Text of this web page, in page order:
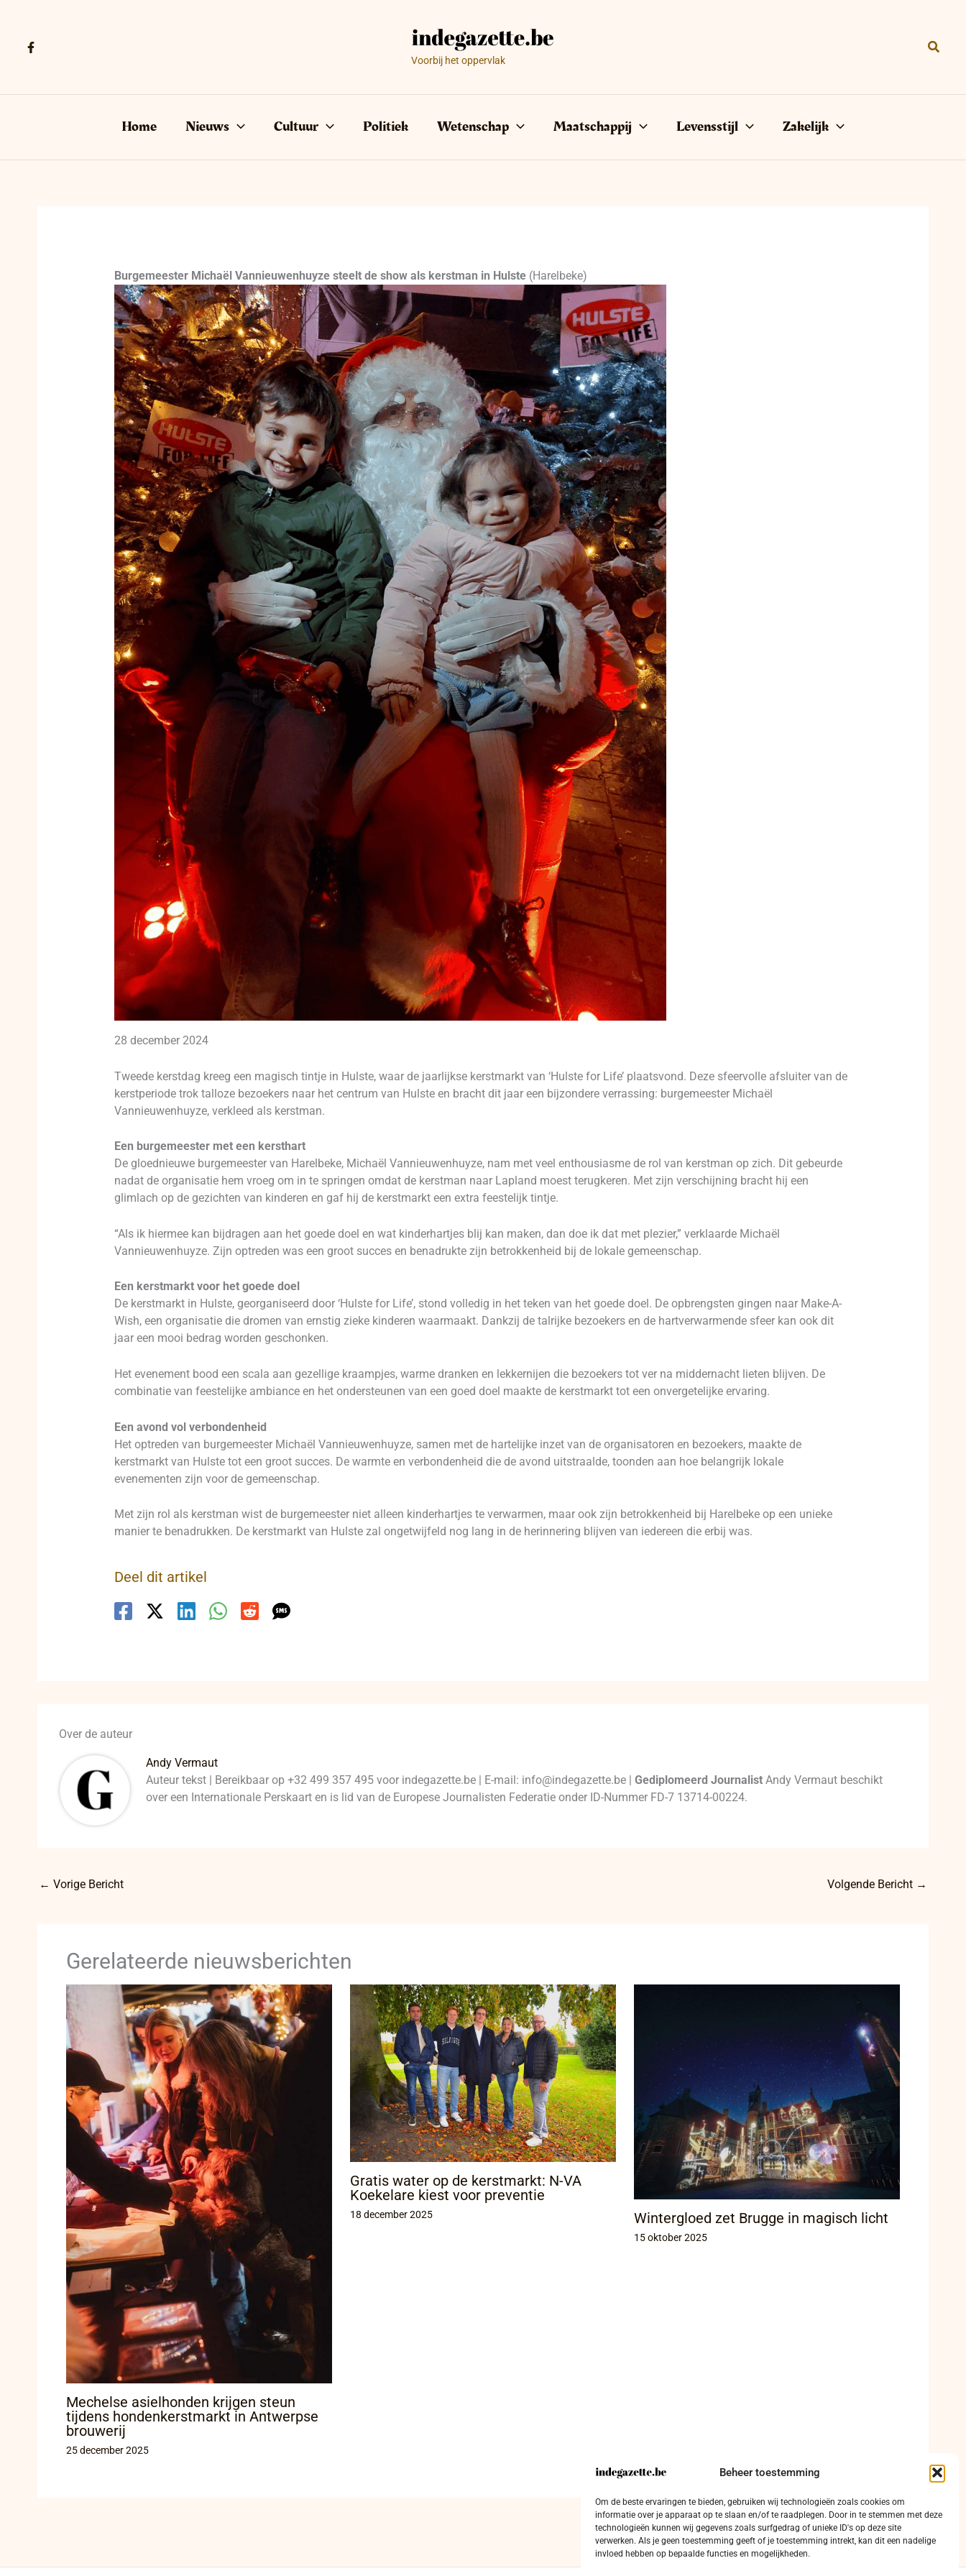
Beheer toestemming
Om de beste ervaringen te bieden, gebruiken wij technologieën zoals cookies om
informatie over je apparaat op te slaan en/of te raadplegen. Door in te stemmen met deze
technologieën kunnen wij gegevens zoals surfgedrag of unieke ID's op deze site
verwerken. Als je geen toestemming geeft of je toestemming intrekt, kan dit een nadelige
invloed hebben op bepaalde functies en mogelijkheden.
Voorbij het oppervlak
Home Nieuws Cultuur Politiek Wetenschap Maatschappij Levensstijl Zakelijk
Burgemeester Michaël Vannieuwenhuyze steelt de show als kerstman in Hulste(Harelbeke)
28 december 2024
Tweede kerstdag kreeg een magisch tintje in Hulste, waar de jaarlijkse kerstmarkt van ‘Hulste for Life’ plaatsvond. Deze sfeervolle afsluiter van de
kerstperiode trok talloze bezoekers naar het centrum van Hulste en bracht dit jaar een bijzondere verrassing: burgemeester Michaël
Vannieuwenhuyze, verkleed als kerstman.
Een burgemeester met een kersthart
De gloednieuwe burgemeester van Harelbeke, Michaël Vannieuwenhuyze, nam met veel enthousiasme de rol van kerstman op zich. Dit gebeurde
nadat de organisatie hem vroeg om in te springen omdat de kerstman naar Lapland moest terugkeren. Met zijn verschijning bracht hij een
glimlach op de gezichten van kinderen en gaf hij de kerstmarkt een extra feestelijk tintje.
“Als ik hiermee kan bijdragen aan het goede doel en wat kinderhartjes blij kan maken, dan doe ik dat met plezier,” verklaarde Michaël
Vannieuwenhuyze. Zijn optreden was een groot succes en benadrukte zijn betrokkenheid bij de lokale gemeenschap.
Een kerstmarkt voor het goede doel
De kerstmarkt in Hulste, georganiseerd door ‘Hulste for Life’, stond volledig in het teken van het goede doel. De opbrengsten gingen naar Make-A-
Wish, een organisatie die dromen van ernstig zieke kinderen waarmaakt. Dankzij de talrijke bezoekers en de hartverwarmende sfeer kan ook dit
jaar een mooi bedrag worden geschonken.
Het evenement bood een scala aan gezellige kraampjes, warme dranken en lekkernijen die bezoekers tot ver na middernacht lieten blijven. De
combinatie van feestelijke ambiance en het ondersteunen van een goed doel maakte de kerstmarkt tot een onvergetelijke ervaring.
Een avond vol verbondenheid
Het optreden van burgemeester Michaël Vannieuwenhuyze, samen met de hartelijke inzet van de organisatoren en bezoekers, maakte de
kerstmarkt van Hulste tot een groot succes. De warmte en verbondenheid die de avond uitstraalde, toonden aan hoe belangrijk lokale
evenementen zijn voor de gemeenschap.
Met zijn rol als kerstman wist de burgemeester niet alleen kinderhartjes te verwarmen, maar ook zijn betrokkenheid bij Harelbeke op een unieke
manier te benadrukken. De kerstmarkt van Hulste zal ongetwijfeld nog lang in de herinnering blijven van iedereen die erbij was.
Deel dit artikel
Over de auteur
Andy Vermaut
Auteur tekst | Bereikbaar op +32 499 357 495 voor indegazette.be | E-mail: info@indegazette.be |Gediplomeerd Journalist Andy Vermaut beschikt
over een Internationale Perskaart en is lid van de Europese Journalisten Federatie onder ID-Nummer FD-7 13714-00224.
← Vorige Bericht Volgende Bericht →
Gerelateerde nieuwsberichten
Mechelse asielhonden krijgen steun
tijdens hondenkerstmarkt in Antwerpse
brouwerij
25 december 2025
Gratis water op de kerstmarkt: N-VA
Koekelare kiest voor preventie
18 december 2025 Wintergloed zet Brugge in magisch licht
15 oktober 2025